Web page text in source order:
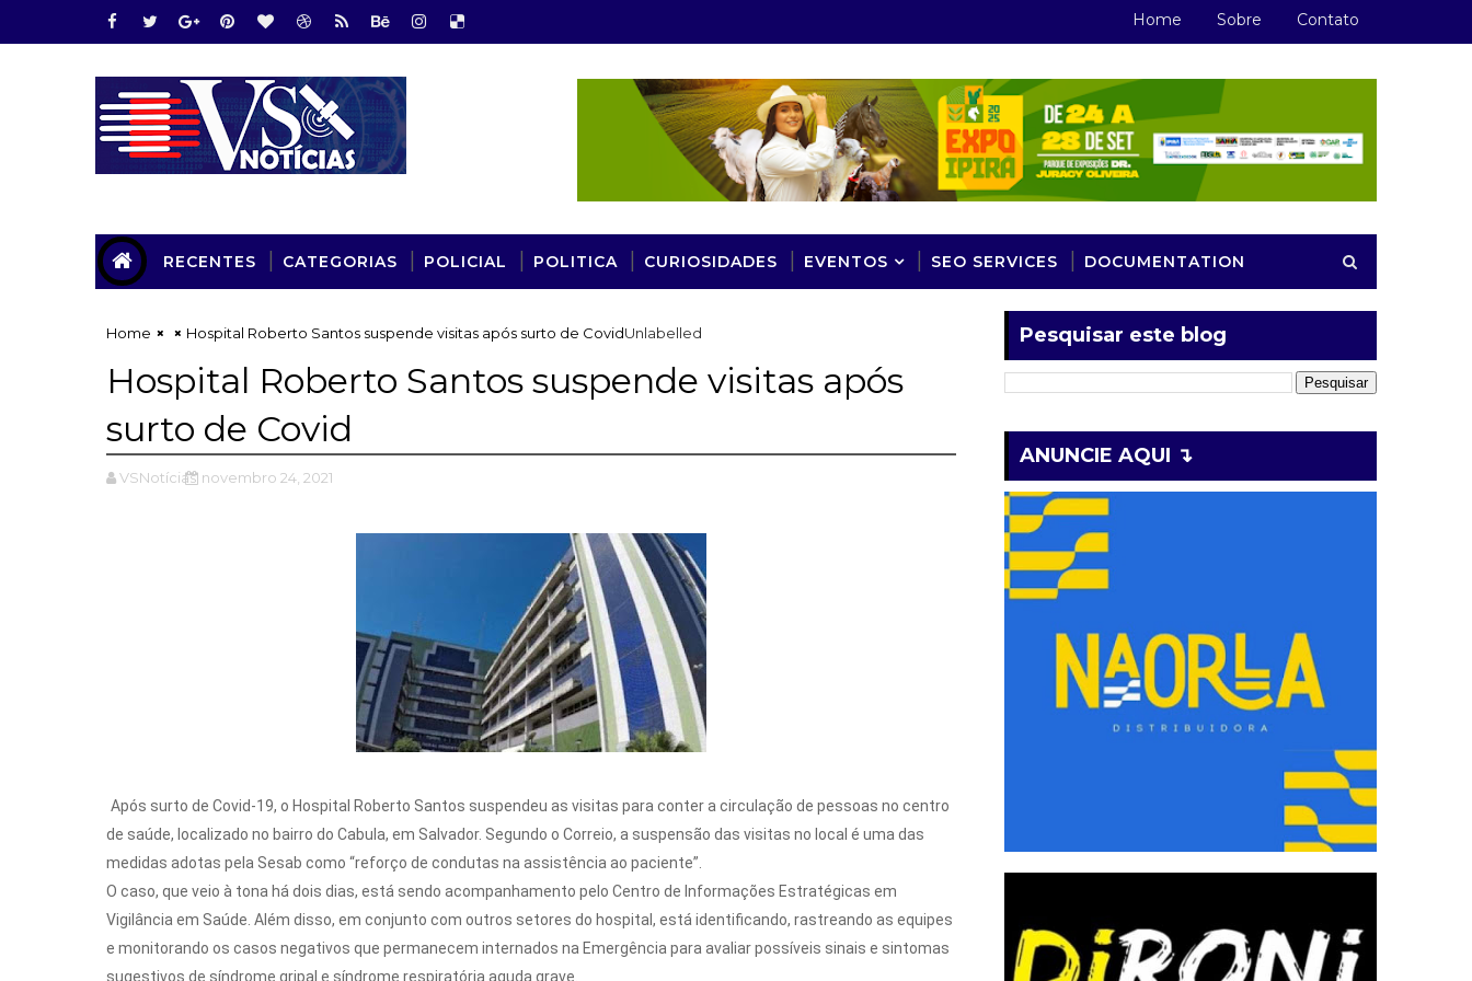
Home Sobre Contato
RECENTES CATEGORIAS POLICIAL POLITICA CURIOSIDADES EVENTOS SEO SERVICES DOCUMENTATION
Home Unlabelled
Hospital Roberto Santos suspende visitas após surto de Covid
Hospital Roberto Santos suspende visitas após
surto de Covid
VSNotícias novembro 24, 2021
Após surto de Covid-19, o Hospital Roberto Santos suspendeu as visitas para conter a circulação de pessoas no centro
de saúde, localizado no bairro do Cabula, em Salvador. Segundo o Correio, a suspensão das visitas no local é uma das
medidas adotas pela Sesab como “reforço de condutas na assistência ao paciente”.
O caso, que veio à tona há dois dias, está sendo acompanhamento pelo Centro de Informações Estratégicas em
Vigilância em Saúde. Além disso, em conjunto com outros setores do hospital, está identificando, rastreando as equipes
e monitorando os casos negativos que permanecem internados na Emergência para avaliar possíveis sinais e sintomas
sugestivos de síndrome gripal e síndrome respiratória aguda grave.
Pesquisar este blog
ANUNCIE AQUI ↴